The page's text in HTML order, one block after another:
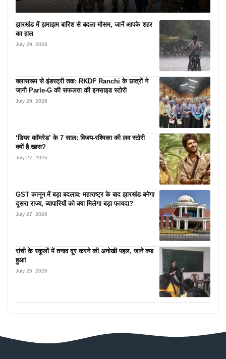
झारखंड में झमाझम बारिश से बदला मौसम, जानें आपके शहर
का हाल
July 29, 2026
क्लासरूम से इंडस्ट्री तक: RKDF Ranchi के छात्रों ने
जानी Parle-G की सफलता की इनसाइड स्टोरी
July 29, 2026
‘डियर कॉमरेड’ के 7 साल: विजय-रश्मिका की लव स्टोरी
क्यों है खास?
July 27, 2026
GST कानून में बड़ा बदलाव: महाराष्ट्र के बाद झारखंड बनेगा
दूसरा राज्य, व्यापारियों को क्या मिलेगा बड़ा फायदा?
July 27, 2026
रांची के स्कूलों में तनाव दूर करने की अनोखी पहल, जानें क्या
हुआ!
July 25, 2026